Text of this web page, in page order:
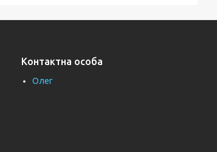
Контактна особа
Олег